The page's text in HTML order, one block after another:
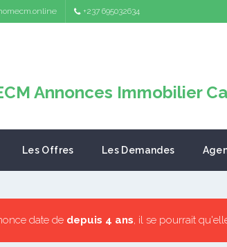
+237 695032634
Les Offres Les Demandes
date de depuis 4 ans, il se pourrait